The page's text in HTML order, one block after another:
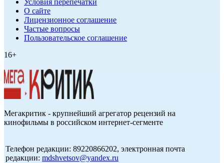
Условия перепечатки
О сайте
Лицензионное соглашение
Частые вопросы
Пользовательское соглашение
16+
Мегакритик - крупнейший агрегатор рецензий на
кинофильмы в российском интернет-сегменте
Телефон редакции: 89220866202, электронная почта
редакции: mdshvetsov@yandex.ru